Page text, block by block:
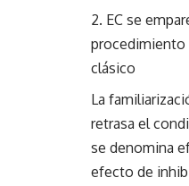
EC se
procedimiento
clásico
La
retrasa el
se denomina
efecto de